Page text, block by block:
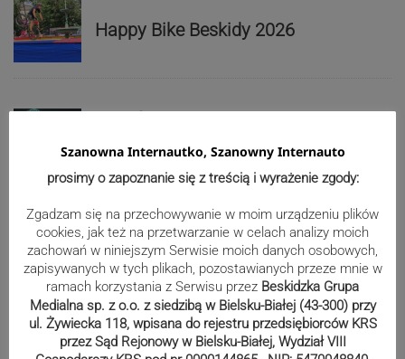
Happy Bike Beskidy 2026
we Włoszech. Grupa wystąpiła na
międzynarodowym festiwalu
Wandalizm w gminie Goleszów.
Zniszczone ławki, ogrodzenia i
wspólna przestrzeń | ZDJĘCIA
Szanowna Internautko, Szanowny Internauto
prosimy o zapoznanie się z treścią i wyrażenie zgody:
Zgadzam się na przechowywanie w moim urządzeniu plików
cookies, jak też na przetwarzanie w celach analizy moich
zachowań w niniejszym Serwisie moich danych osobowych,
zapisywanych w tych plikach, pozostawianych przeze mnie w
ramach korzystania z Serwisu przez Beskidzka Grupa
Medialna sp. z o.o. z siedzibą w Bielsku-Białej (43-300) przy
ul. Żywiecka 118, wpisana do rejestru przedsiębiorców KRS
przez Sąd Rejonowy w Bielsku-Białej, Wydział VIII